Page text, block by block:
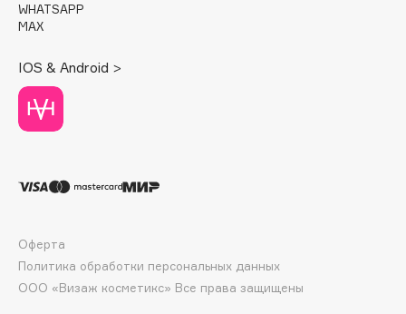
Darphin
Deonica
Dessange
Dior
Dolomit
DP Daily Perfection
Dr. Vranjes Firenze
Dr.Althea
WHATSAPP
MAX
IOS & Android >
ООО «Визаж косметикс» Все права защищены
Оферта
Политика обработки персональных данных